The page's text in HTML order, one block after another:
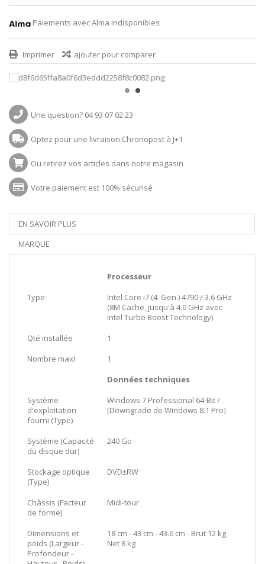
Paiements avec Alma indisponibles
Imprimer ajouter pour comparer
Une question? 04 93 07 02 23
Optez pour une livraison Chronopost à J+1
Ou retirez vos articles dans notre magasin
Votre paiement est 100% sécurisé
EN SAVOIR PLUS
MARQUE
Processeur
Type
Intel Core i7 (4. Gen.) 4790 / 3.6 GHz
(8M Cache, jusqu'à 4.0 GHz avec
Intel Turbo Boost Technology)
Qté installée
1
Nombre maxi
1
Données techniques
Système
d'exploitation
fourni (Type)
Windows 7 Professional 64-Bit /
[Downgrade de Windows 8.1 Pro]
Système (Capacité
du disque dur)
240 Go
Stockage optique
(Type)
DVD±RW
Châssis (Facteur
de forme)
Midi-tour
Dimensions et
poids (Largeur -
Profondeur -
18 cm - 43 cm - 43.6 cm - Brut 12 kg
Net 8 kg